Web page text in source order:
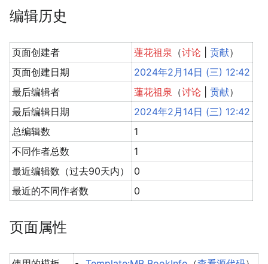
编辑历史
页面创建者 蓮花祖泉 （讨论 |贡献）
页面创建日期
2024年2月14日 (三) 12:42
最后编辑者
蓮花祖泉 （讨论 |贡献）
最后编辑日期
2024年2月14日 (三) 12:42
总编辑数
1
不同作者总数
1
最近编辑数（过去90天内）
0
最近的不同作者数
0
页面属性